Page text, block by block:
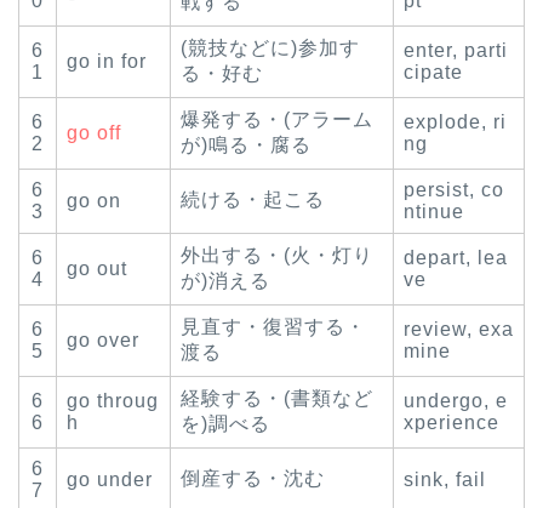
6
1
go in for
(競技などに)参加す
る・好む
enter, parti
cipate
6
2
go off
爆発する・(アラーム
が)鳴る・腐る
explode, ri
ng
6
3
go on 続ける・起こる
persist, co
ntinue
6
4
go out
外出する・(火・灯り
が)消える
depart, lea
ve
6
5
go over
見直す・復習する・
渡る
review, exa
mine
6
6
go throug
h
経験する・(書類など
を)調べる
undergo, e
xperience
6
7
go under 倒産する・沈む sink, fail